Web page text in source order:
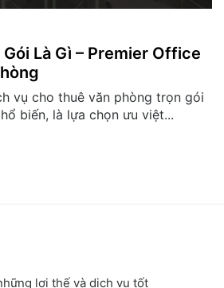
Là Gì – Premier Office
vụ cho thuê văn phòng trọn gói
biến, là lựa chọn ưu việt...
lợi thế và dịch vụ tốt